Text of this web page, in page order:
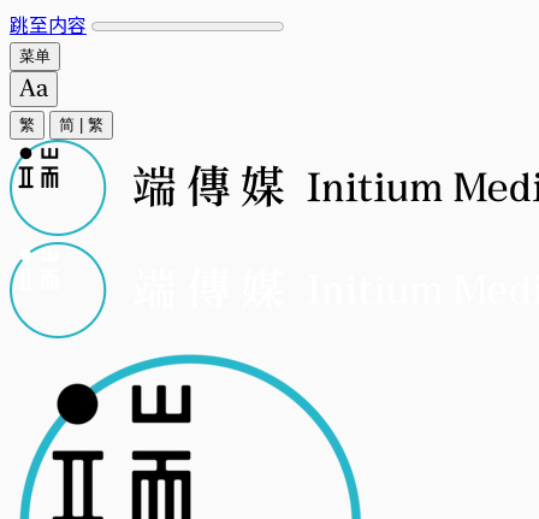
跳至内容
菜单
繁 简 繁